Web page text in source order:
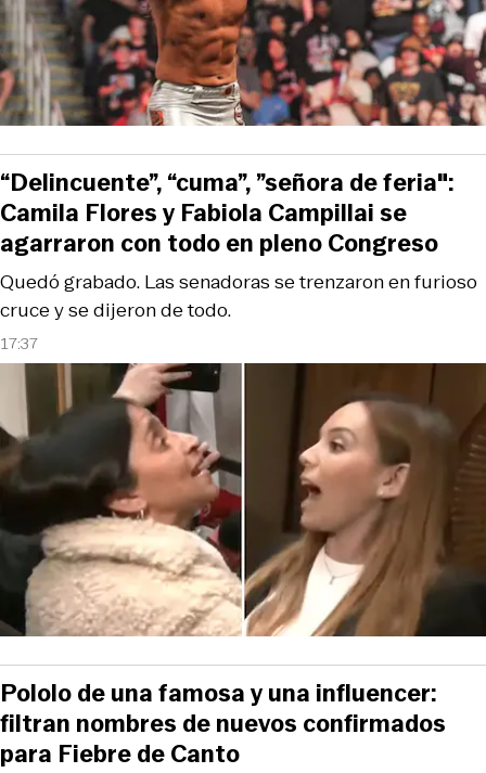
17:37
Quedó grabado. Las senadoras se trenzaron en furioso
cruce y se dijeron de todo.
“Delincuente”, “cuma”, ”señora de feria":
Camila Flores y Fabiola Campillai se
agarraron con todo en pleno Congreso
Pololo de una famosa y una influencer:
filtran nombres de nuevos confirmados
para Fiebre de Canto